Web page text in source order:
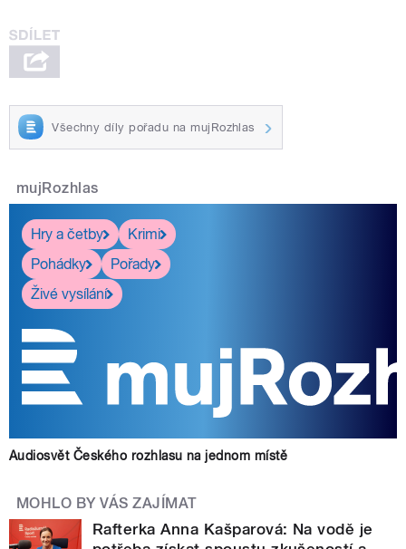
Všechny díly pořadu na mujRozhlas
mujRozhlas
Hry a četby
Krimi
Pohádky
Pořady
Živé vysílání
Audiosvět Českého rozhlasu na jednom místě
MOHLO BY VÁS ZAJÍMAT
Rafterka Anna Kašparová: Na vodě je